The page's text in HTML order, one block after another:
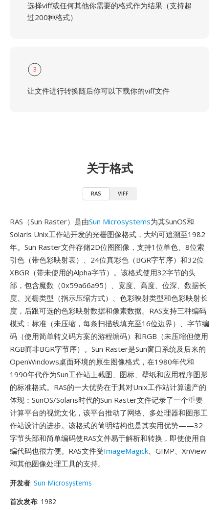
选择viff或任何其他你需要的格式作为结果（支持超
过200种格式）
3
让文件进行转换随后你可以下载你的viff文件
关于格式
RAS VIFF
RAS（Sun Raster）是由Sun Microsystems为其SunOS和
Solaris Unix工作站开发的光栅图像格式，大约可追溯至1982
年。Sun Raster文件存储2D位图图像，支持1位单色、8位索
引色（带色彩映射表）、24位真彩色（BGR字节序）和32位
XBGR（带未使用的Alpha字节）。该格式使用32字节的头
部，包含魔数（0x59a66a95）、宽度、高度、位深、数据长
度、光栅类型（指示压缩方式）、色彩映射类型和色彩映射长
度，后跟可选的色彩映射数据和像素数据。RAS支持三种编码
模式：标准（未压缩，每条扫描线填充至16位边界）、字节编
码（使用简单转义码方案的游程编码）和RGB（未压缩但使用
RGB而非BGR字节序）。Sun Raster是Sun窗口系统及后来的
OpenWindows桌面环境的原生图像格式，在1980年代和
1990年代作为Sun工作站上截图、图标、壁纸和应用程序图形
的标准格式。RAS的一大优势在于其对Unix工作站计算遗产的
体现：SunOS/Solaris时代的Sun Raster文件记录了一个重要
计算平台的视觉文化，该平台推动了网络、多处理器和图形工
作站设计的进步。该格式的简明结构也是其实用优势——32
字节头部和简单编码使RAS文件易于解析和转换，即使使用自
编代码也很方便。RAS文件受ImageMagick、GIMP、XnView
和其他图像处理工具的支持。
开发者: Sun Microsystems
首次发布: 1982